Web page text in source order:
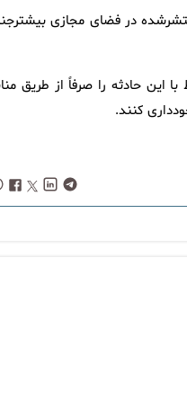
در فضای مجازی
این حادثه را صرفاً از طریق
کنند.